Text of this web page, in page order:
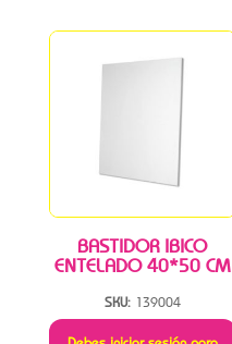
BASTIDOR IBICO
ENTELADO 40*50 CM
SKU: 139004